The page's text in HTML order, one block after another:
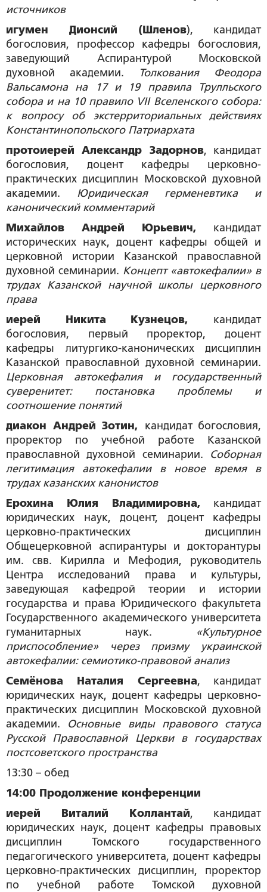
источников
игумен Дионсий (Шленов), кандидат
богословия,
профессор кафедры богословия,
заведующий Аспирантурой Московской
духовной академии.
Толкования Феодора
Вальсамона на 17 и 19 правила Трулльского
собора и на 10 правило VII Вселенского собора:
к вопросу об экстерриториальных действиях
Константинопольского Патриархата
протоиерей Александр Задорнов, кандидат
богословия, доцент кафедры церковно-
практических дисциплин Московской духовной
академии. Юридическая герменевтика и
канонический комментарий
Михайлов Андрей Юрьевич, кандидат
исторических наук, доцент кафедры общей и
церковной истории Казанской православной
духовной семинарии. Концепт «автокефалии» в
трудах Казанской научной школы церковного
права
иерей Никита Кузнецов, кандидат
богословия, первый проректор, доцент
кафедры литургико-канонических дисциплин
Казанской православной духовной семинарии.
Церковная автокефалия и государственный
суверенитет: постановка проблемы и
соотношение понятий
диакон Андрей Зотин, кандидат богословия,
проректор по учебной работе Казанской
православной духовной семинарии. Соборная
легитимация автокефалии в новое время в
трудах казанских канонистов
Ерохина Юлия Владимировна, кандидат
юридических наук, доцент, доцент кафедры
церковно-практических дисциплин
Общецерковной аспирантуры и докторантуры
им. свв. Кирилла и Мефодия,
руководитель
Центра исследований права и культуры,
заведующая кафедрой теории и истории
государства и права Юридического факультета
Государственного академического университета
гуманитарных наук. «Культурное
приспособление» через призму украинской
автокефалии: семиотико-правовой анализ
Семёнова Наталия Сергеевна, кандидат
юридических наук, доцент кафедры церковно-
практических дисциплин Московской духовной
академии. Основные виды правового статуса
Русской Православной Церкви в государствах
постсоветского пространства
13:30 – обед
14:00 Продолжение конференции
иерей Виталий Коллантай, кандидат
юридических наук, доцент кафедры правовых
дисциплин Томского государственного
педагогического университета, доцент кафедры
церковно-практических дисциплин, проректор
по учебной работе Томской духовной